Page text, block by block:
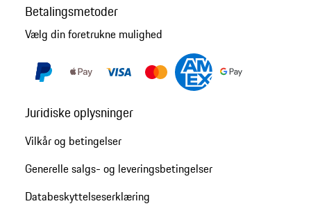
Betalingsmetoder
Vælg din foretrukne mulighed
Juridiske oplysninger
Vilkår og betingelser
Generelle salgs- og leveringsbetingelser
Databeskyttelseserklæring